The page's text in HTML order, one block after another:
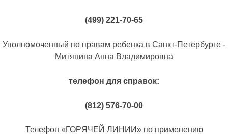
(499) 221-70-65
Уполномоченный по правам ребенка в Санкт-Петербурге -
Митянина Анна Владимировна
телефон для справок:
(812) 576-70-00
Телефон «ГОРЯЧЕЙ ЛИНИИ» по применению